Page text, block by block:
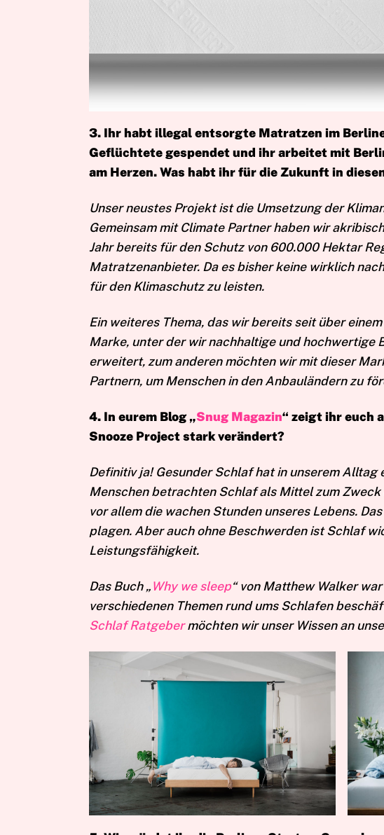
3. Ihr habt illegal entsorgte Matratzen im
Geflüchtete gespendet und ihr arbeitet mit
am Herzen. Was habt ihr für die Zukunft in
Unser neustes Projekt ist die Umsetzung der
Gemeinsam mit Climate Partner haben wir
Jahr bereits für den Schutz von 600.000 Hektar
Matratzenanbieter. Da es bisher keine wirklich
für den Klimaschutz zu leisten.
Ein weiteres Thema, das wir bereits seit über
Marke, unter der wir nachhaltige und hochwertige
erweitert, zum anderen möchten wir mit dieser
Partnern, um Menschen in den Anbauländern zu
4. In eurem Blog „Snug Magazin“ zeigt ihr euch
Snooze Project stark verändert?
Definitiv ja! Gesunder Schlaf hat in unserem
Menschen betrachten Schlaf als Mittel zum
vor allem die wachen Stunden unseres Lebens.
plagen. Aber auch ohne Beschwerden ist Schlaf
Leistungsfähigkeit.
Das Buch „Why we sleep“ von Matthew Walker
verschiedenen Themen rund ums Schlafen
Schlaf Ratgebermöchten wir unser Wissen an